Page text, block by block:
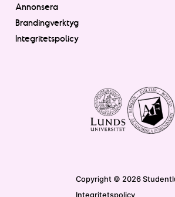
Annonsera
Brandingverktyg
Integritetspolicy
Copyright © 2026
Integritetspolicy